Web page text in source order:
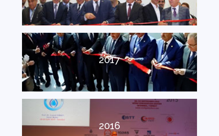
2017
2016